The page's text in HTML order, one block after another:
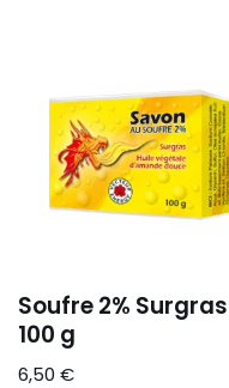
Soufre 2% Surgras
100 g
6,50 €